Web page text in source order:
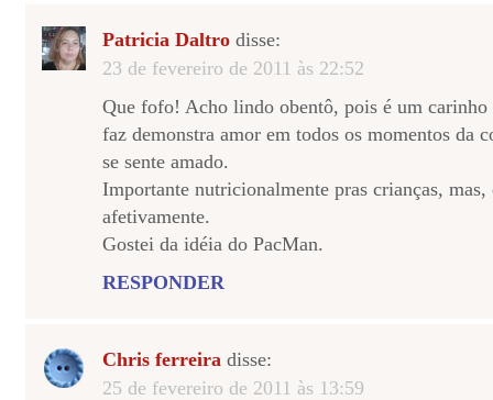
Patricia Daltro disse:
23 de fevereiro de 2011 às 22:52
Que fofo! Acho lindo obentô, pois é um carinho
faz demonstra amor em todos os momentos da
se sente amado.
Importante nutricionalmente pras crianças,
afetivamente.
Gostei da idéia do PacMan.
RESPONDER
Chris ferreira disse:
25 de fevereiro de 2011 às 13:59